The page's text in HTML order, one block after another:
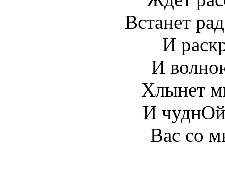
Встанет
И
И
Хлынет
И
Вас со